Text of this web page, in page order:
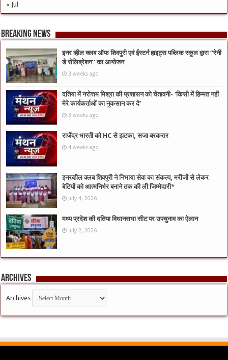
« Jul
Breaking News
इनर व्हील क्लब ऑफ शिवपुरी एवं ईस्टर्न हाइट्स पब्लिक स्कूल द्वारा “रेनी
डे सेलिब्रेशन” का आयोजन
3 weeks ago
दतिया में नरोत्तम मिश्रा की प्रशासन को चेतावनी- ‘किसी में हिम्मत नहीं
मेरे कार्यकर्ताओं का नुकसान कर दे’
3 weeks ago
राजेंद्र भारती को HC से झटका, सजा बरकरार
4 weeks ago
इनरव्हील क्लब शिवपुरी ने निभाया सेवा का संकल्प, मरीजों से लेकर
बेटियों को आत्मनिर्भर बनाने तक की ली जिम्मेदारी*
July 4, 2026
मध्य प्रदेश की दतिया विधानसभा सीट पर उपचुनाव का ऐलान
July 2, 2026
Archives
Archives